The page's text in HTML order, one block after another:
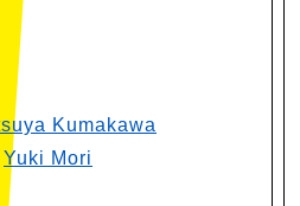
Kumakawa
Yuki Mori